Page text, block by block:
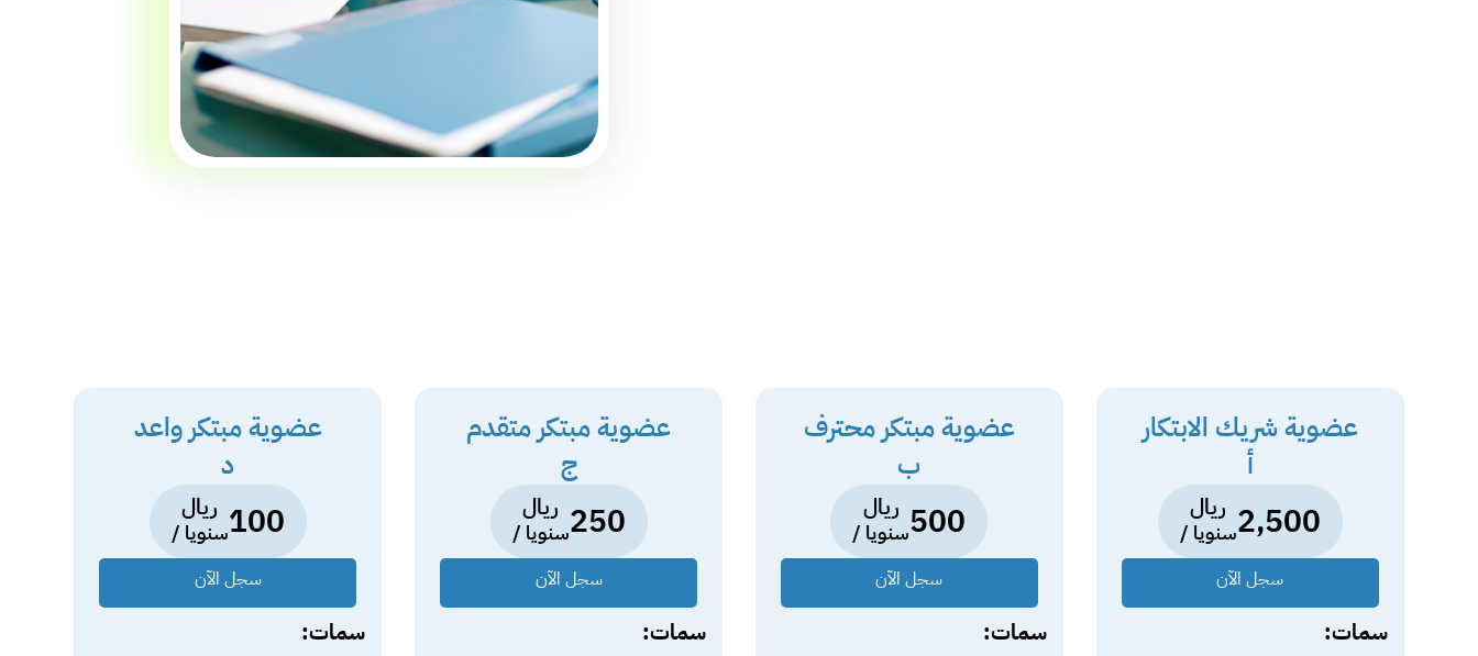
عضوية شريك الابتكار
أ
2,500 ريال
سنويا /
سجل الآن
سمات:
عضوية مبتكر محترف
ب
500 ريال
سنويا /
سجل الآن
سمات:
عضوية مبتكر متقدم
ج
250 ريال
سنويا /
سجل الآن
سمات:
عضوية مبتكر واعد
د
100 ريال
سنويا /
سجل الآن
سمات: